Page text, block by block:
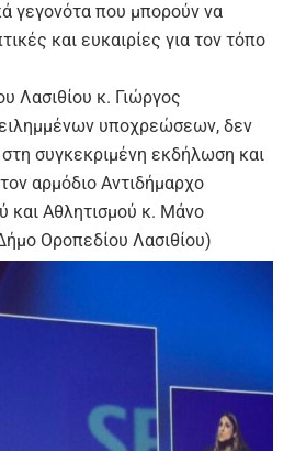
γεγονότα που μπορούν να
και ευκαιρίες για τον τόπο
Λασιθίου κ. Γιώργος
υποχρεώσεων, δεν
συγκεκριμένη εκδήλωση και
αρμόδιο Αντιδήμαρχο
και Αθλητισμού κ. Μάνο
Οροπεδίου Λασιθίου)